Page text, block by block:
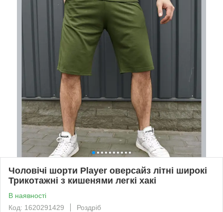
Чоловічі шорти Player оверсайз літні широкі
Трикотажні з кишенями легкі хакі
В наявності
Код: 1620291429
Роздріб